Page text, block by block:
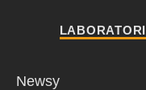
Newsy